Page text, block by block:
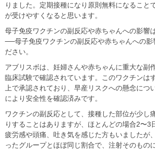
りました。定期接種になり原則無料になること
が受けやすくなると思います。
母子免疫ワクチンの副反応や赤ちゃんへの影響
──母子免疫ワクチンの副反応や赤ちゃんへの影
ださい。
アブリスボは、妊婦さんや赤ちゃんに重大な副
臨床試験で確認されています。このワクチンは
上で承認されており、早産リスクへの懸念につ
により安全性を確認済みです。
ワクチンの副反応として、接種した部位が少し
りすることはありますが、ほとんどの場合2〜3
疲労感や頭痛、吐き気を感じた方もいましたが
ったグループとほぼ同じ割合で、注射そのもの